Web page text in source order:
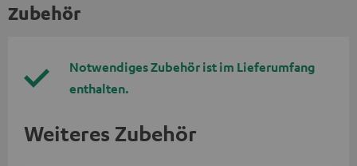
Zubehör
Notwendiges Zubehör ist im Lieferumfang
enthalten.
Weiteres Zubehör